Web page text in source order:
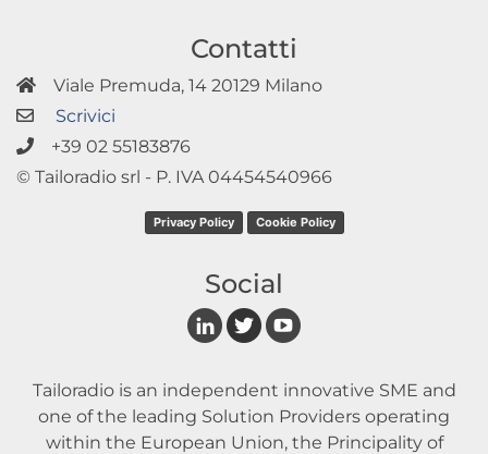
Contatti
Viale Premuda, 14 20129 Milano
Scrivici
+39 02 55183876
© Tailoradio srl - P. IVA 04454540966
Privacy Policy Cookie Policy
Social
Tailoradio is an independent innovative SME and
one of the leading Solution Providers operating
within the European Union, the Principality of